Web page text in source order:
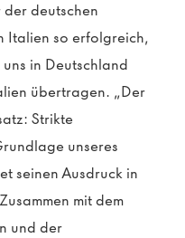
deutschen
Italien so erfolgreich,
in Deutschland
übertragen. „Der
Strikte
unseres
seinen Ausdruck in
mit dem
und der